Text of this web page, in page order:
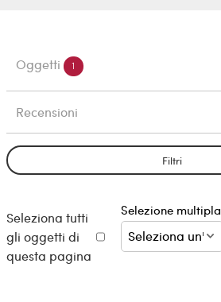
Oggetti 1
Recensioni
Filtri
Seleziona tutti
gli oggetti di
questa pagina
Selezione multipla